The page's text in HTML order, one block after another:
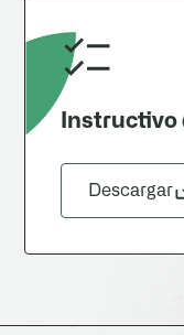
Instructivo
Descargar